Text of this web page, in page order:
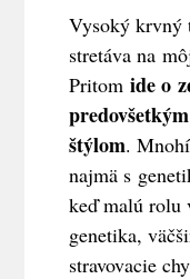
Vysoký krvný
stretáva na
Pritomide o
štýlom.
najmä s
keď malú rolu
genetika,
stravovacie